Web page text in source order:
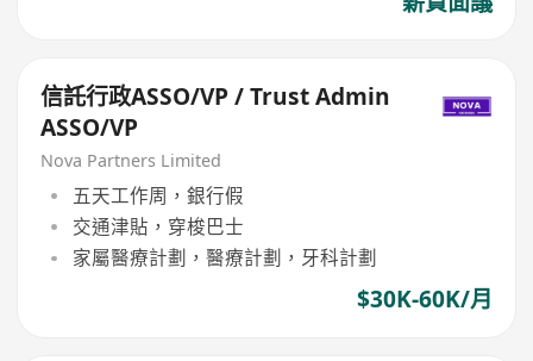
信託行政ASSO/VP / Trust Admin
ASSO/VP
Nova Partners Limited
五天工作周，銀行假
交通津貼，穿梭巴士
家屬醫療計劃，醫療計劃，牙科計劃
$30K-60K/月